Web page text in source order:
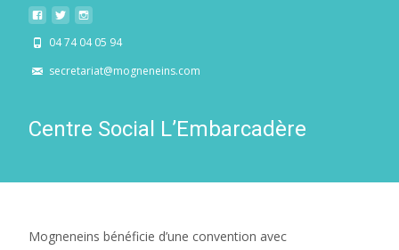
04 74 04 05 94
secretariat@mogneneins.com
Centre Social L’Embarcadère
Mogneneins bénéficie d’une convention avec